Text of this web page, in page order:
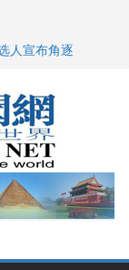
享竞选理念
卡尼：谈判事
礼多伦多举行